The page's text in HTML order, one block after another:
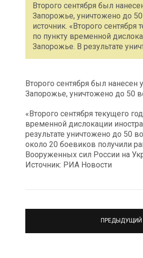
Второго сентября был
Запорожье, уничтожено до
источник. «Второго
по пункту временной
Запорожье. В результате
Второго сентября был
Запорожье, уничтожено до 50
«Второго сентября текущего
временной дислокации
результате уничтожено до 50
около 20 боевиков получили
Вооруженных сил России на
Источник: РИА Новости
ПРЕДЫДУЩИЙ